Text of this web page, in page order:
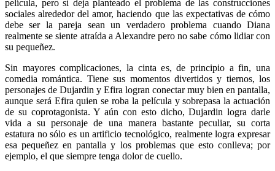
película, pero sí deja planteado el problema de las construcciones
sociales alrededor del amor, haciendo que las expectativas de cómo
debe ser la pareja sean un verdadero problema cuando Diana
realmente se siente atraída a Alexandre pero no sabe cómo lidiar con
su pequeñez.
Sin mayores complicaciones, la cinta es, de principio a fin, una
comedia romántica. Tiene sus momentos divertidos y tiernos, los
personajes de Dujardin y Efira logran conectar muy bien en pantalla,
aunque será Efira quien se roba la película y sobrepasa la actuación
de su coprotagonista. Y aún con esto dicho, Dujardin logra darle
vida a su personaje de una manera bastante peculiar, su corta
estatura no sólo es un artificio tecnológico, realmente logra expresar
esa pequeñez en pantalla y los problemas que esto conlleva; por
ejemplo, el que siempre tenga dolor de cuello.